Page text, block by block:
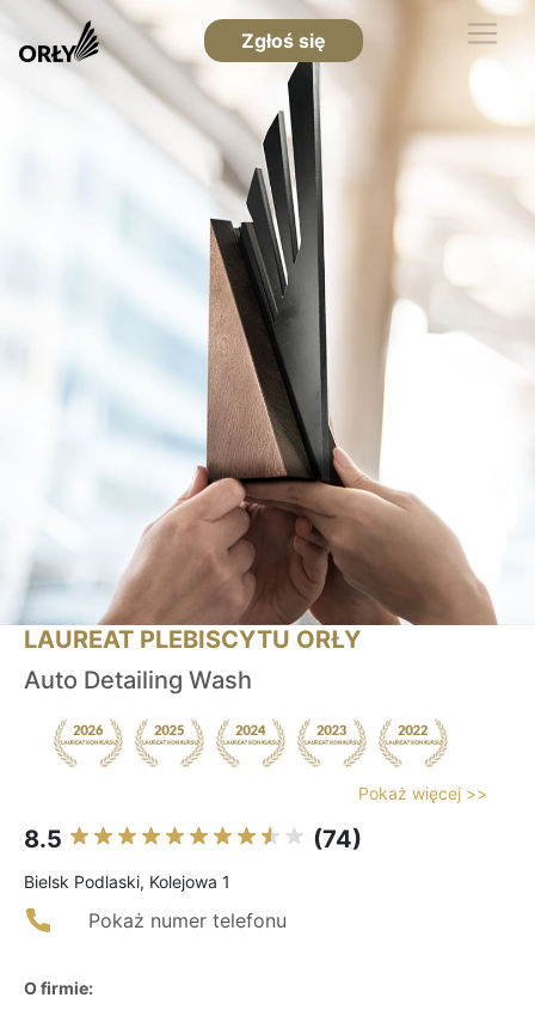
Zgłoś się
LAUREAT PLEBISCYTU ORŁY
Auto Detailing Wash
Pokaż więcej >>
8.5 (74)
Bielsk Podlaski, Kolejowa 1
Pokaż numer telefonu
O firmie: